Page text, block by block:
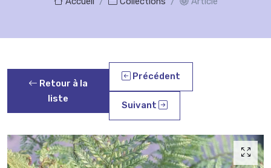
Retour à la
liste
Précédent
Suivant